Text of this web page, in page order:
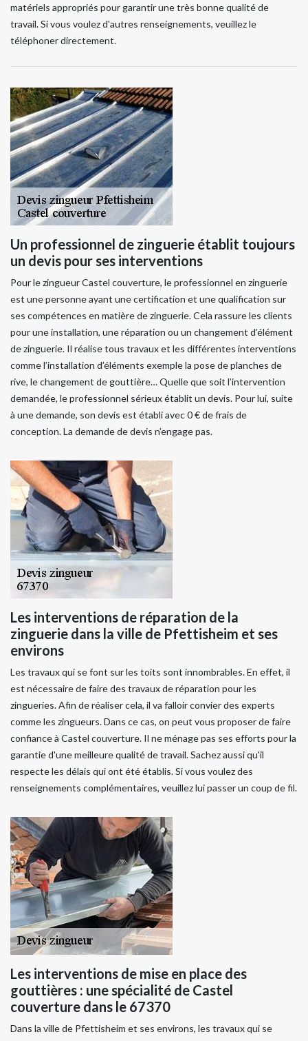
matériels appropriés pour garantir une très bonne qualité de
travail. Si vous voulez d'autres renseignements, veuillez le
téléphoner directement.
Un professionnel de zinguerie établit toujours
un devis pour ses interventions
Pour le zingueur Castel couverture, le professionnel en zinguerie
est une personne ayant une certification et une qualification sur
ses compétences en matière de zinguerie. Cela rassure les clients
pour une installation, une réparation ou un changement d’élément
de zinguerie. Il réalise tous travaux et les différentes interventions
comme l’installation d’éléments exemple la pose de planches de
rive, le changement de gouttière… Quelle que soit l’intervention
demandée, le professionnel sérieux établit un devis. Pour lui, suite
à une demande, son devis est établi avec 0 € de frais de
conception. La demande de devis n’engage pas.
Les interventions de réparation de la
zinguerie dans la ville de Pfettisheim et ses
environs
Les travaux qui se font sur les toits sont innombrables. En effet, il
est nécessaire de faire des travaux de réparation pour les
zingueries. Afin de réaliser cela, il va falloir convier des experts
comme les zingueurs. Dans ce cas, on peut vous proposer de faire
confiance à Castel couverture. Il ne ménage pas ses efforts pour la
garantie d'une meilleure qualité de travail. Sachez aussi qu'il
respecte les délais qui ont été établis. Si vous voulez des
renseignements complémentaires, veuillez lui passer un coup de fil.
Les interventions de mise en place des
gouttières : une spécialité de Castel
couverture dans le 67370
Dans la ville de Pfettisheim et ses environs, les travaux qui se